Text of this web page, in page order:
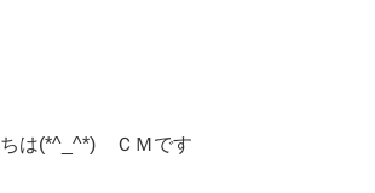
は(*^_^*) ＣＭです